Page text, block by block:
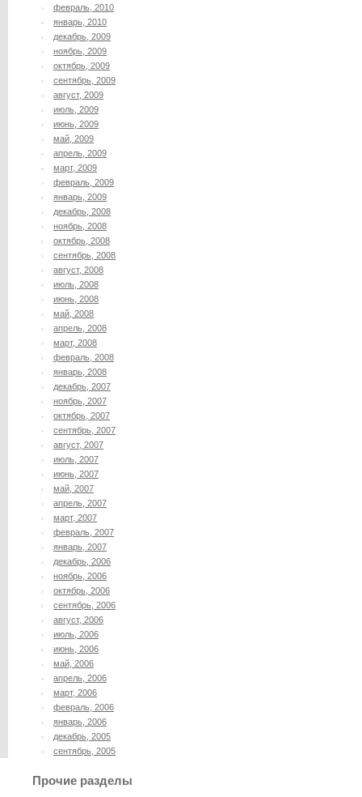
февраль, 2010
январь, 2010
декабрь, 2009
ноябрь, 2009
октябрь, 2009
сентябрь, 2009
август, 2009
июль, 2009
июнь, 2009
май, 2009
апрель, 2009
март, 2009
февраль, 2009
январь, 2009
декабрь, 2008
ноябрь, 2008
октябрь, 2008
сентябрь, 2008
август, 2008
июль, 2008
июнь, 2008
май, 2008
апрель, 2008
март, 2008
февраль, 2008
январь, 2008
декабрь, 2007
ноябрь, 2007
октябрь, 2007
сентябрь, 2007
август, 2007
июль, 2007
июнь, 2007
май, 2007
апрель, 2007
март, 2007
февраль, 2007
январь, 2007
декабрь, 2006
ноябрь, 2006
октябрь, 2006
сентябрь, 2006
август, 2006
июль, 2006
июнь, 2006
май, 2006
апрель, 2006
март, 2006
февраль, 2006
январь, 2006
декабрь, 2005
сентябрь, 2005
Прочие разделы